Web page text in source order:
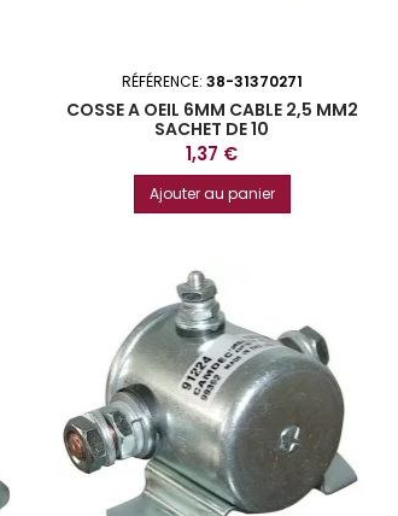
RÉFÉRENCE: 38-31370271
COSSE A OEIL 6MM CABLE 2,5 MM2
SACHET DE 10
Prix
1,37 €
Ajouter au panier